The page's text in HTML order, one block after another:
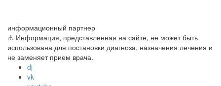
информационный партнер
⚠ Информация, представленная на сайте, не может быть
использована для постановки диагноза, назначения лечения и
не заменяет прием врача.
dj
vk